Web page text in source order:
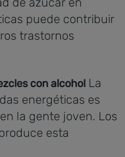
puede contribuir
trastornos
con alcohol La
energéticas es
la gente joven. Los
esta